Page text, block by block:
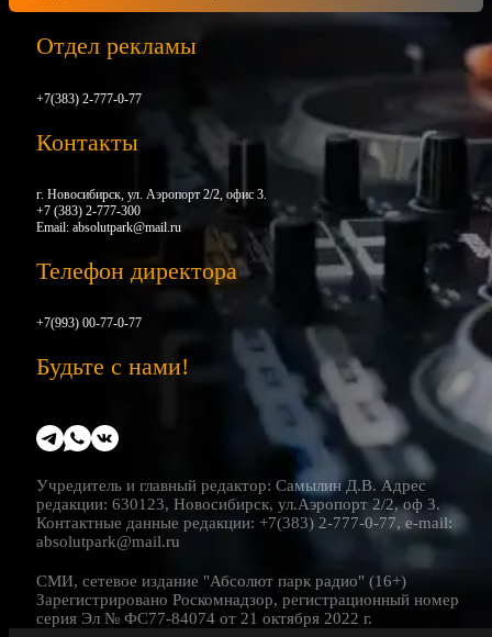
Отдел рекламы
+7(383) 2-777-0-77
Контакты
г. Новосибирск, ул. Аэропорт 2/2, офис 3.
+7 (383) 2-777-300
Email: absolutpark@mail.ru
Телефон директора
+7(993) 00-77-0-77
Будьте с нами!
Учредитель и главный редактор: Самылин Д.В. Адрес
редакции: 630123, Новосибирск, ул.Аэропорт 2/2, оф 3.
Контактные данные редакции: +7(383) 2-777-0-77, e-mail:
absolutpark@mail.ru
СМИ, сетевое издание "Абсолют парк радио" (16+)
Зарегистрировано Роскомнадзор, регистрационный номер
серия Эл № ФС77-84074 от 21 октября 2022 г.